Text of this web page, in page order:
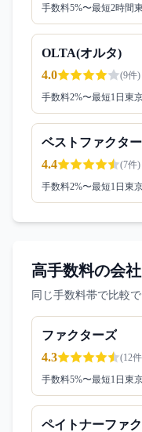
手数料5%〜最短2時間
OLTA(オルタ)
4.0
(9件)
手数料2%〜最短1日 東
ベストファクタ
4.4
(7件)
手数料2%〜最短1日 東
高手数料の会社
同じ手数料帯で比較
ファクターズ
4.3
(12
手数料5%〜最短1日 東
ペイトナーファ